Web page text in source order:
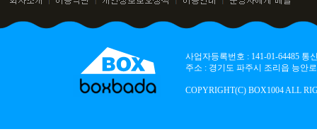
사업자등록번호 : 141-01-64485
주소 : 경기도 파주시 조리읍 능안
COPYRIGHT(C) BOX1004 ALL